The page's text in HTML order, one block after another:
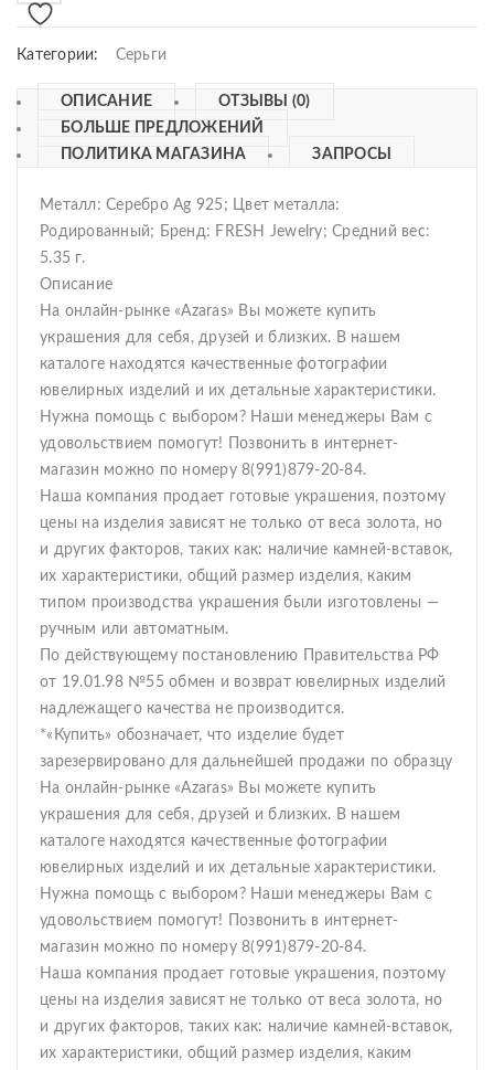
Категории: Серьги
ОПИСАНИЕ
ОТЗЫВЫ (0)
БОЛЬШЕ ПРЕДЛОЖЕНИЙ
ПОЛИТИКА МАГАЗИНА
ЗАПРОСЫ
Металл: Серебро Ag 925; Цвет металла:
Родированный; Бренд: FRESH Jewelry; Средний вес:
5.35 г.
Описание
На онлайн-рынке «Azaras» Вы можете купить
украшения для себя, друзей и близких. В нашем
каталоге находятся качественные фотографии
ювелирных изделий и их детальные характеристики.
Нужна помощь с выбором? Наши менеджеры Вам с
удовольствием помогут! Позвонить в интернет-
магазин можно по номеру 8(991)879-20-84.
Наша компания продает готовые украшения, поэтому
цены на изделия зависят не только от веса золота, но
и других факторов, таких как: наличие камней-вставок,
их характеристики, общий размер изделия, каким
типом производства украшения были изготовлены —
ручным или автоматным.
По действующему постановлению Правительства РФ
от 19.01.98 №55 обмен и возврат ювелирных изделий
надлежащего качества не производится.
*«Купить» обозначает, что изделие будет
зарезервировано для дальнейшей продажи по образцу
На онлайн-рынке «Azaras» Вы можете купить
украшения для себя, друзей и близких. В нашем
каталоге находятся качественные фотографии
ювелирных изделий и их детальные характеристики.
Нужна помощь с выбором? Наши менеджеры Вам с
удовольствием помогут! Позвонить в интернет-
магазин можно по номеру 8(991)879-20-84.
Наша компания продает готовые украшения, поэтому
цены на изделия зависят не только от веса золота, но
и других факторов, таких как: наличие камней-вставок,
их характеристики, общий размер изделия, каким